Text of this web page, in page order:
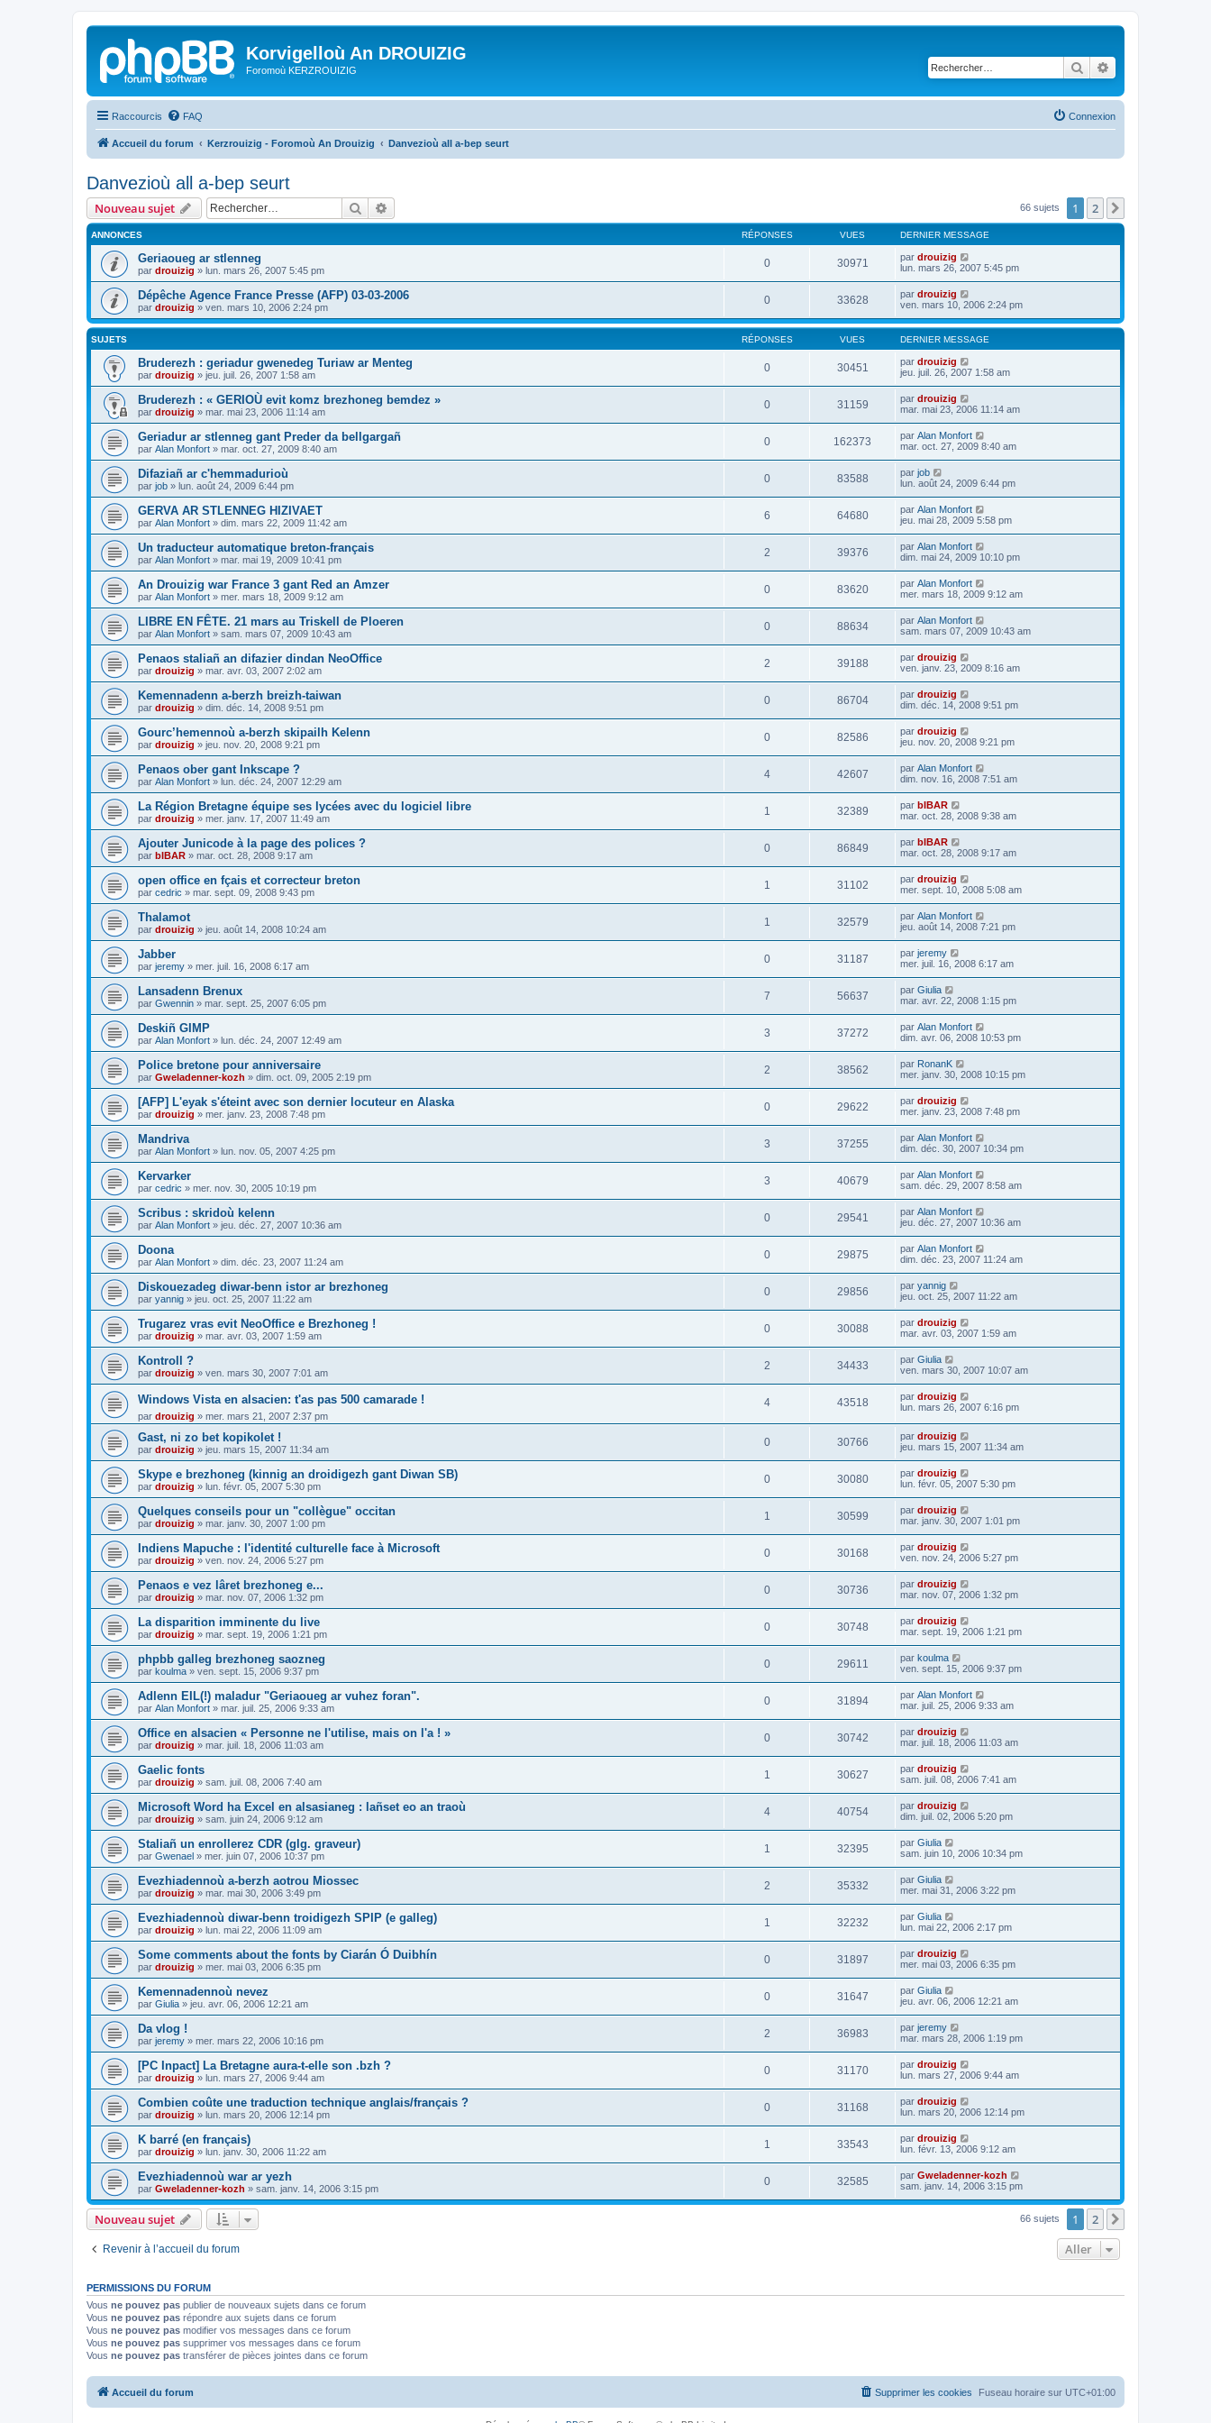
Korvigelloù An DROUIZIG
Foromoù KERZROUIZIG Rechercher
Raccourcis FAQ Connexion
Accueil du forum Kerzrouizig - Foromoù An Drouizig Danvezioù all a-bep seurt
Danvezioù all a-bep seurt
Nouveau sujet Rechercher 66 sujets 1 2
ANNONCES RÉPONSES VUES DERNIER MESSAGE
Geriaoueg ar stlenneg
par drouizig » lun. mars 26, 2007 5:45 pm
0 30971 par drouizig
lun. mars 26, 2007 5:45 pm
Dépêche Agence France Presse (AFP) 03-03-2006
par drouizig » ven. mars 10, 2006 2:24 pm
0 33628 par drouizig
ven. mars 10, 2006 2:24 pm
SUJETS RÉPONSES VUES DERNIER MESSAGE
Bruderezh : geriadur gwenedeg Turiaw ar Menteg
par drouizig » jeu. juil. 26, 2007 1:58 am
0 30451 par drouizig
jeu. juil. 26, 2007 1:58 am
Bruderezh : « GERIOÙ evit komz brezhoneg bemdez »
par drouizig » mar. mai 23, 2006 11:14 am
0 31159 par drouizig
mar. mai 23, 2006 11:14 am
Geriadur ar stlenneg gant Preder da bellgargañ
par Alan Monfort » mar. oct. 27, 2009 8:40 am
0 162373 par Alan Monfort
mar. oct. 27, 2009 8:40 am
Difaziañ ar c'hemmadurioù
par job » lun. août 24, 2009 6:44 pm
0 83588 par job
lun. août 24, 2009 6:44 pm
GERVA AR STLENNEG HIZIVAET
par Alan Monfort » dim. mars 22, 2009 11:42 am
6 64680 par Alan Monfort
jeu. mai 28, 2009 5:58 pm
Un traducteur automatique breton-français
par Alan Monfort » mar. mai 19, 2009 10:41 pm
2 39376 par Alan Monfort
dim. mai 24, 2009 10:10 pm
An Drouizig war France 3 gant Red an Amzer
par Alan Monfort » mer. mars 18, 2009 9:12 am
0 83620 par Alan Monfort
mer. mars 18, 2009 9:12 am
LIBRE EN FÊTE. 21 mars au Triskell de Ploeren
par Alan Monfort » sam. mars 07, 2009 10:43 am
0 88634 par Alan Monfort
sam. mars 07, 2009 10:43 am
Penaos staliañ an difazier dindan NeoOffice
par drouizig » mar. avr. 03, 2007 2:02 am
2 39188 par drouizig
ven. janv. 23, 2009 8:16 am
Kemennadenn a-berzh breizh-taiwan
par drouizig » dim. déc. 14, 2008 9:51 pm
0 86704 par drouizig
dim. déc. 14, 2008 9:51 pm
Gourc’hemennoù a-berzh skipailh Kelenn
par drouizig » jeu. nov. 20, 2008 9:21 pm
0 82586 par drouizig
jeu. nov. 20, 2008 9:21 pm
Penaos ober gant Inkscape ?
par Alan Monfort » lun. déc. 24, 2007 12:29 am
4 42607 par Alan Monfort
dim. nov. 16, 2008 7:51 am
La Région Bretagne équipe ses lycées avec du logiciel libre
par drouizig » mer. janv. 17, 2007 11:49 am
1 32389 par bIBAR
mar. oct. 28, 2008 9:38 am
Ajouter Junicode à la page des polices ?
par bIBAR » mar. oct. 28, 2008 9:17 am
0 86849 par bIBAR
mar. oct. 28, 2008 9:17 am
open office en fçais et correcteur breton
par cedric » mar. sept. 09, 2008 9:43 pm
1 31102 par drouizig
mer. sept. 10, 2008 5:08 am
Thalamot
par drouizig » jeu. août 14, 2008 10:24 am
1 32579 par Alan Monfort
jeu. août 14, 2008 7:21 pm
Jabber
par jeremy » mer. juil. 16, 2008 6:17 am
0 31187 par jeremy
mer. juil. 16, 2008 6:17 am
Lansadenn Brenux
par Gwennin » mar. sept. 25, 2007 6:05 pm
7 56637 par Giulia
mar. avr. 22, 2008 1:15 pm
Deskiñ GIMP
par Alan Monfort » lun. déc. 24, 2007 12:49 am
3 37272 par Alan Monfort
dim. avr. 06, 2008 10:53 pm
Police bretone pour anniversaire
par Gweladenner-kozh » dim. oct. 09, 2005 2:19 pm
2 38562 par RonanK
mer. janv. 30, 2008 10:15 pm
[AFP] L'eyak s'éteint avec son dernier locuteur en Alaska
par drouizig » mer. janv. 23, 2008 7:48 pm
0 29622 par drouizig
mer. janv. 23, 2008 7:48 pm
Mandriva
par Alan Monfort » lun. nov. 05, 2007 4:25 pm
3 37255 par Alan Monfort
dim. déc. 30, 2007 10:34 pm
Kervarker
par cedric » mer. nov. 30, 2005 10:19 pm
3 40679 par Alan Monfort
sam. déc. 29, 2007 8:58 am
Scribus : skridoù kelenn
par Alan Monfort » jeu. déc. 27, 2007 10:36 am
0 29541 par Alan Monfort
jeu. déc. 27, 2007 10:36 am
Doona
par Alan Monfort » dim. déc. 23, 2007 11:24 am
0 29875 par Alan Monfort
dim. déc. 23, 2007 11:24 am
Diskouezadeg diwar-benn istor ar brezhoneg
par yannig » jeu. oct. 25, 2007 11:22 am
0 29856 par yannig
jeu. oct. 25, 2007 11:22 am
Trugarez vras evit NeoOffice e Brezhoneg !
par drouizig » mar. avr. 03, 2007 1:59 am
0 30088 par drouizig
mar. avr. 03, 2007 1:59 am
Kontroll ?
par drouizig » ven. mars 30, 2007 7:01 am
2 34433 par Giulia
ven. mars 30, 2007 10:07 am
Windows Vista en alsacien: t'as pas 500 camarade !
par drouizig » mer. mars 21, 2007 2:37 pm
4 43518 par drouizig
lun. mars 26, 2007 6:16 pm
Gast, ni zo bet kopikolet !
par drouizig » jeu. mars 15, 2007 11:34 am
0 30766 par drouizig
jeu. mars 15, 2007 11:34 am
Skype e brezhoneg (kinnig an droidigezh gant Diwan SB)
par drouizig » lun. févr. 05, 2007 5:30 pm
0 30080 par drouizig
lun. févr. 05, 2007 5:30 pm
Quelques conseils pour un "collègue" occitan
par drouizig » mar. janv. 30, 2007 1:00 pm
1 30599 par drouizig
mar. janv. 30, 2007 1:01 pm
Indiens Mapuche : l'identité culturelle face à Microsoft
par drouizig » ven. nov. 24, 2006 5:27 pm
0 30168 par drouizig
ven. nov. 24, 2006 5:27 pm
Penaos e vez lâret brezhoneg e...
par drouizig » mar. nov. 07, 2006 1:32 pm
0 30736 par drouizig
mar. nov. 07, 2006 1:32 pm
La disparition imminente du live
par drouizig » mar. sept. 19, 2006 1:21 pm
0 30748 par drouizig
mar. sept. 19, 2006 1:21 pm
phpbb galleg brezhoneg saozneg
par koulma » ven. sept. 15, 2006 9:37 pm
0 29611 par koulma
ven. sept. 15, 2006 9:37 pm
Adlenn EIL(!) maladur "Geriaoueg ar vuhez foran".
par Alan Monfort » mar. juil. 25, 2006 9:33 am
0 31894 par Alan Monfort
mar. juil. 25, 2006 9:33 am
Office en alsacien « Personne ne l'utilise, mais on l'a ! »
par drouizig » mar. juil. 18, 2006 11:03 am
0 30742 par drouizig
mar. juil. 18, 2006 11:03 am
Gaelic fonts
par drouizig » sam. juil. 08, 2006 7:40 am
1 30627 par drouizig
sam. juil. 08, 2006 7:41 am
Microsoft Word ha Excel en alsasianeg : lañset eo an traoù
par drouizig » sam. juin 24, 2006 9:12 am
4 40754 par drouizig
dim. juil. 02, 2006 5:20 pm
Staliañ un enrollerez CDR (glg. graveur)
par Gwenael » mer. juin 07, 2006 10:37 pm
1 32395 par Giulia
sam. juin 10, 2006 10:34 pm
Evezhiadennoù a-berzh aotrou Miossec
par drouizig » mar. mai 30, 2006 3:49 pm
2 35332 par Giulia
mer. mai 31, 2006 3:22 pm
Evezhiadennoù diwar-benn troidigezh SPIP (e galleg)
par drouizig » lun. mai 22, 2006 11:09 am
1 32232 par Giulia
lun. mai 22, 2006 2:17 pm
Some comments about the fonts by Ciarán Ó Duibhín
par drouizig » mer. mai 03, 2006 6:35 pm
0 31897 par drouizig
mer. mai 03, 2006 6:35 pm
Kemennadennoù nevez
par Giulia » jeu. avr. 06, 2006 12:21 am
0 31647 par Giulia
jeu. avr. 06, 2006 12:21 am
Da vlog !
par jeremy » mer. mars 22, 2006 10:16 pm
2 36983 par jeremy
mar. mars 28, 2006 1:19 pm
[PC Inpact] La Bretagne aura-t-elle son .bzh ?
par drouizig » lun. mars 27, 2006 9:44 am
0 31170 par drouizig
lun. mars 27, 2006 9:44 am
Combien coûte une traduction technique anglais/français ?
par drouizig » lun. mars 20, 2006 12:14 pm
0 31168 par drouizig
lun. mars 20, 2006 12:14 pm
K barré (en français)
par drouizig » lun. janv. 30, 2006 11:22 am
1 33543 par drouizig
lun. févr. 13, 2006 9:12 am
Evezhiadennoù war ar yezh
par Gweladenner-kozh » sam. janv. 14, 2006 3:15 pm
0 32585 par Gweladenner-kozh
sam. janv. 14, 2006 3:15 pm
Nouveau sujet 66 sujets 1 2
Revenir à l’accueil du forum Aller
PERMISSIONS DU FORUM
Vous ne pouvez pas publier de nouveaux sujets dans ce forum
Vous ne pouvez pas répondre aux sujets dans ce forum
Vous ne pouvez pas modifier vos messages dans ce forum
Vous ne pouvez pas supprimer vos messages dans ce forum
Vous ne pouvez pas transférer de pièces jointes dans ce forum
Accueil du forum Fuseau horaire sur UTC+01:00
Supprimer les cookies